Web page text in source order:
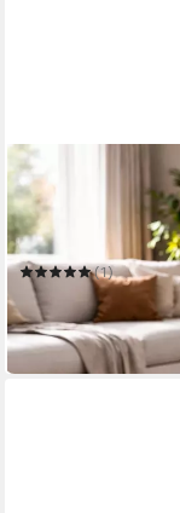
OTTO HOME
Couchtisch Atina
Kaffeetisch
100 x 50 x 60 cm
B/H/T
(1)
109,99 € UVP 169,90 €
-35%
lieferbar in 6 Wochen